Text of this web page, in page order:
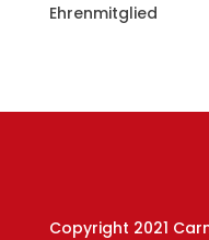
Ehrenmitglied
Copyright 2021